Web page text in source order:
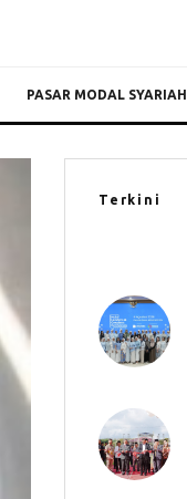
PASAR MODAL SYARIAH
Terkini